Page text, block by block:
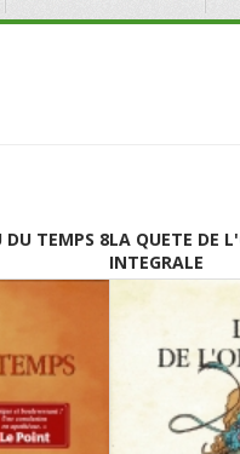
DU TEMPS 8LA QUETE DE
INTEGRALE